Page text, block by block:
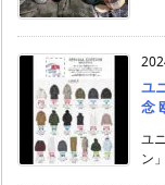
ユ
念
ユ
ン